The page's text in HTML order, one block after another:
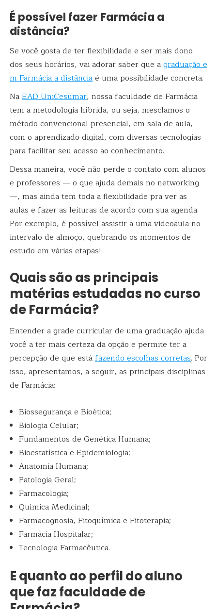
É possível fazer Farmácia a
distância?
Se você gosta de ter flexibilidade e ser mais dono
dos seus horários, vai adorar saber que agraduação e
m Farmácia a distânciaé uma possibilidade concreta.
NaEAD UniCesumar, nossa faculdade de Farmácia
tem a metodologia híbrida, ou seja, mesclamos o
método convencional presencial, em sala de aula,
com o aprendizado digital, com diversas tecnologias
para facilitar seu acesso ao conhecimento.
Dessa maneira, você não perde o contato com alunos
e professores — o que ajuda demais no networking
—, mas ainda tem toda a flexibilidade pra ver as
aulas e fazer as leituras de acordo com sua agenda.
Por exemplo, é possível assistir a uma videoaula no
intervalo de almoço, quebrando os momentos de
estudo em várias etapas!
Quais são as principais
matérias estudadas no curso
de Farmácia?
Entender a grade curricular de uma graduação ajuda
você a ter mais certeza da opção e permite ter a
percepção de que estáfazendo escolhas corretas. Por
isso, apresentamos, a seguir, as principais disciplinas
de Farmácia:
Biossegurança e Bioética;
Biologia Celular;
Fundamentos de Genética Humana;
Bioestatística e Epidemiologia;
Anatomia Humana;
Patologia Geral;
Farmacologia;
Química Medicinal;
Farmacognosia, Fitoquímica e Fitoterapia;
Farmácia Hospitalar;
Tecnologia Farmacêutica.
E quanto ao perfil do aluno
que faz faculdade de